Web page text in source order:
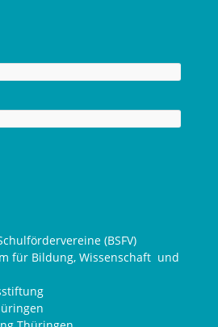
(BSFV)
für Bildung, Wissenschaft und